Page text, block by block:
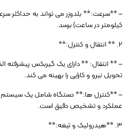
کیلومتر در ساعت) برسد.
2. ** انتقال و کنترل:**
تحویل نیرو و کارایی را بهینه می کند.
– **کنترل ها:** دستگاه شامل یک سیستم
عملکرد و تشخیص دقیق است.
3. **هیدرولیک و تیغه:**